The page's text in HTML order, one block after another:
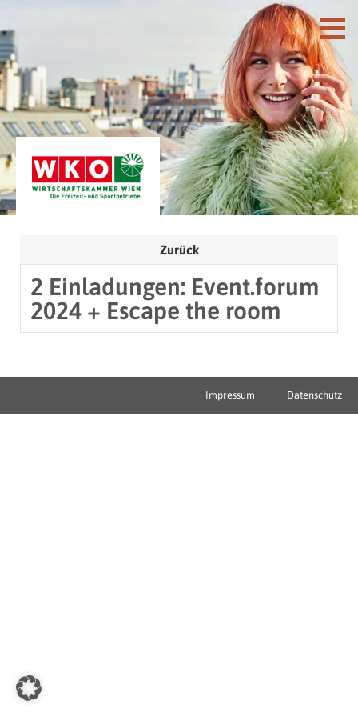
Zurück
2 Einladungen: Event.forum
2024 + Escape the room
Impressum Datenschutz